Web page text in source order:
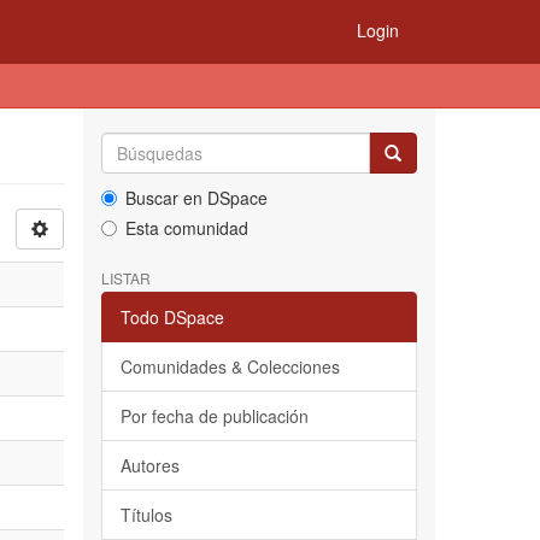
Login
Buscar en DSpace
Esta comunidad
LISTAR
Todo DSpace
Comunidades & Colecciones
Por fecha de publicación
Autores
Títulos